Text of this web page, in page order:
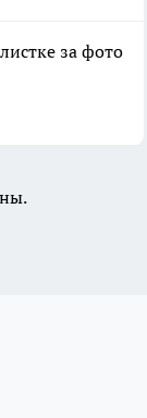
за фото